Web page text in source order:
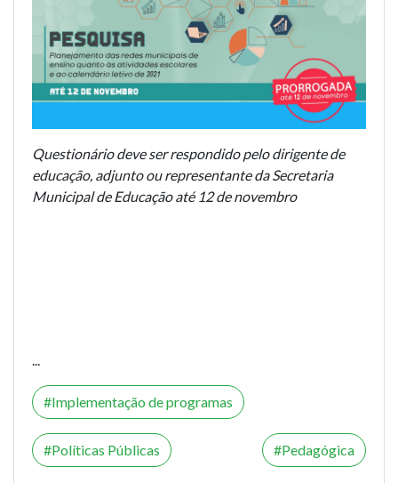
Questionário deve ser respondido pelo dirigente de
educação, adjunto ou representante da Secretaria
Municipal de Educação até 12 de novembro
Implementação de programas
Políticas Públicas Pedagógica